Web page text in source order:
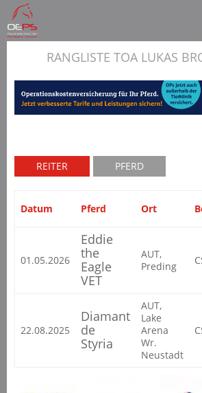
RANGLISTE TOA LUKAS
REITER PFERD
Datum Pferd Ort
01.05.2026
Eddie
the
Eagle
VET
AUT,
Preding
22.08.2025
Diamant
de
Styria
AUT,
Lake
Arena
Wr.
Neustadt